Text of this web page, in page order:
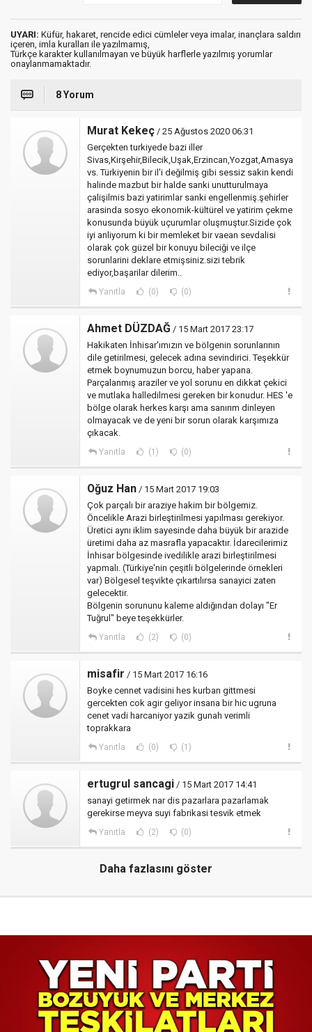
UYARI: Küfür, hakaret, rencide edici cümleler veya imalar, inançlara saldırı
içeren, imla kuralları ile yazılmamış,
Türkçe karakter kullanılmayan ve büyük harflerle yazılmış yorumlar
onaylanmamaktadır.
8 Yorum
Murat Kekeç / 25 Ağustos 2020 06:31
Gerçekten turkiyede bazi iller
Sivas,Kirşehir,Bilecik,Uşak,Erzincan,Yozgat,Amasya
vs. Türkiyenin bir il'i değilmiş gibi sessiz sakin kendi
halinde mazbut bir halde sanki unutturulmaya
çalişilmis bazi yatirimlar sanki engellenmiş.şehirler
arasinda sosyo ekonomik-kültürel ve yatirim çekme
konusunda büyük uçurumlar oluşmuştur.Sizide çok
iyi anliyorum ki bir memleket bir vaean sevdalisi
olarak çok güzel bir konuyu bileciği ve ilçe
sorunlarini deklare etmişsiniz.sizi tebrik
ediyor,başarilar dilerim..
Yanıtla (0) (0)
Ahmet DÜZDAĞ / 15 Mart 2017 23:17
Hakikaten İnhisar'ımızın ve bölgenin sorunlarının
dile getirilmesi, gelecek adına sevindirici. Teşekkür
etmek boynumuzun borcu, haber yapana.
Parçalanmış araziler ve yol sorunu en dikkat çekici
ve mutlaka halledilmesi gereken bir konudur. HES 'e
bölge olarak herkes karşı ama sanırım dinleyen
olmayacak ve de yeni bir sorun olarak karşımıza
çıkacak.
Yanıtla (1) (0)
Oğuz Han / 15 Mart 2017 19:03
Çok parçalı bir araziye hakim bir bölgemiz.
Öncelikle Arazi birleştirilmesi yapılması gerekiyor.
Üretici aynı iklim sayesinde daha büyük bir arazide
üretimi daha az masrafla yapacaktır. İdarecilerimiz
İnhisar bölgesinde ivedilikle arazi birleştirilmesi
yapmalı. (Türkiye'nin çeşitli bölgelerinde örnekleri
var) Bölgesel teşvikte çıkartılırsa sanayici zaten
gelecektir.
Bölgenin sorununu kaleme aldığından dolayı "Er
Tuğrul" beye teşekkürler.
Yanıtla (2) (0)
misafir / 15 Mart 2017 16:16
Boyke cennet vadisini hes kurban gittmesi
gercekten cok agir geliyor insana bir hic ugruna
cenet vadi harcaniyor yazik gunah verimli
toprakkara
Yanıtla (0) (1)
ertugrul sancagi / 15 Mart 2017 14:41
sanayi getirmek nar dis pazarlara pazarlamak
gerekirse meyva suyi fabrikasi tesvik etmek
Yanıtla (2) (0)
Daha fazlasını göster